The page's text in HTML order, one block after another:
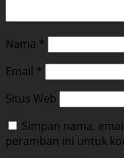
Nama *
Email *
Situs Web
Simpan nama,
peramban ini untuk